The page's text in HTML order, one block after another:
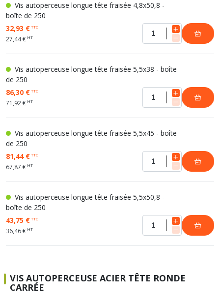
Vis autoperceuse longue tête fraisée 4,8x50,8 -
boîte de 250
32,93 €TTC
27,44 € HT
Vis autoperceuse longue tête fraisée 5,5x38 - boîte
de 250
86,30 €TTC
71,92 € HT
Vis autoperceuse longue tête fraisée 5,5x45 - boîte
de 250
81,44 €TTC
67,87 € HT
Vis autoperceuse longue tête fraisée 5,5x50,8 -
boîte de 250
43,75 €TTC
36,46 € HT
VIS AUTOPERCEUSE ACIER TÊTE RONDE
CARRÉE